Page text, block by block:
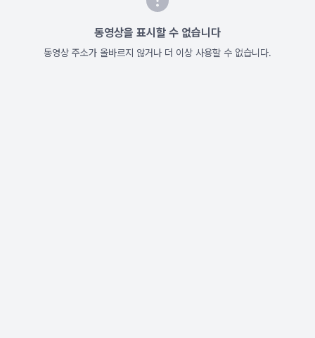
동영상을 표시할 수 없습니다
동영상 주소가 올바르지 않거나 더 이상 사용할 수 없습니다.